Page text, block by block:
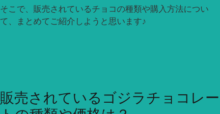
そこで、販売されているチョコの種類や購入方法につい
て、まとめてご紹介しようと思います♪
販売されているゴジラチョコレー